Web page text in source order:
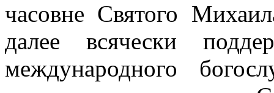
часовне Святого
далее всячески
международного